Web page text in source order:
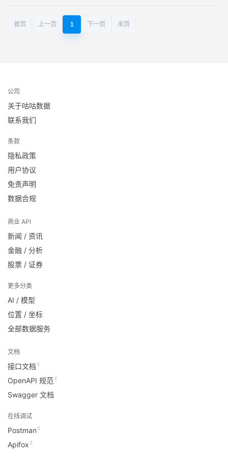
首页 上一页 1 下一页 末页
公司
关于咕咕数据
联系我们
条款
隐私政策
用户协议
免责声明
数据合规
商业 API
新闻 / 资讯
金融 / 分析
股票 / 证券
更多分类
AI / 模型
位置 / 坐标
全部数据服务
文档
接口文档
OpenAPI 规范
Swagger 文档
在线调试
Postman
Apifox